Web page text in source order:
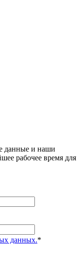
данные и наши
рабочее время для
данных.*